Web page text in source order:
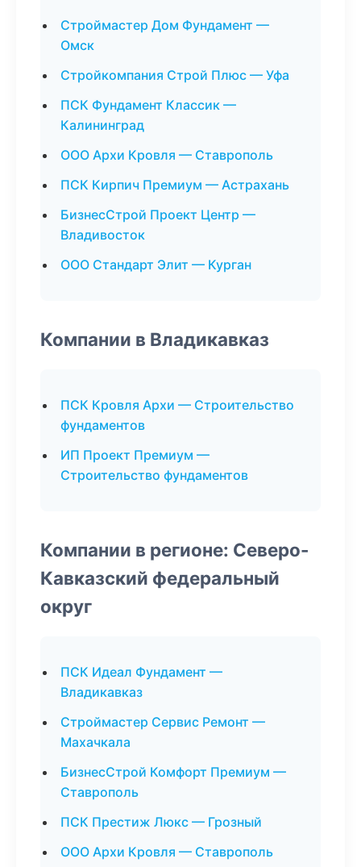
Строймастер Дом Фундамент —
Омск
Стройкомпания Строй Плюс — Уфа
ПСК Фундамент Классик —
Калининград
ООО Архи Кровля — Ставрополь
ПСК Кирпич Премиум — Астрахань
БизнесСтрой Проект Центр —
Владивосток
ООО Стандарт Элит — Курган
Компании в Владикавказ
ПСК Кровля Архи — Строительство
фундаментов
ИП Проект Премиум —
Строительство фундаментов
Компании в регионе: Северо-
Кавказский федеральный
округ
ПСК Идеал Фундамент —
Владикавказ
Строймастер Сервис Ремонт —
Махачкала
БизнесСтрой Комфорт Премиум —
Ставрополь
ПСК Престиж Люкс — Грозный
ООО Архи Кровля — Ставрополь